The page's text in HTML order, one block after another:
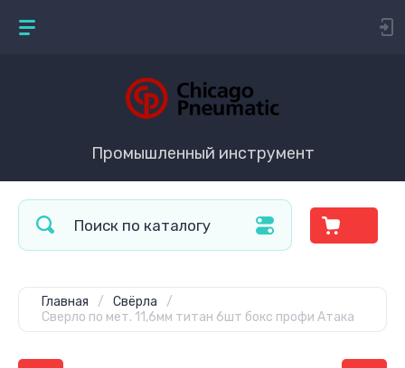
Промышленный инструмент
Главная / Свёрла
/
Сверло по мет. 11,6мм титан 6шт бокс профи Атака